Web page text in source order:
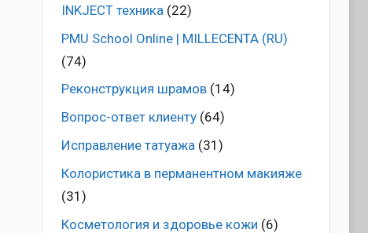
INKJECT техника (22)
PMU School Online | MILLECENTA (RU)
(74)
Pеконструкция шрамов(14)
Вопрос-ответ клиенту(64)
Исправление татуажа (31)
Колористика в перманентном макияже
(31)
Косметология и здоровье кожи (6)